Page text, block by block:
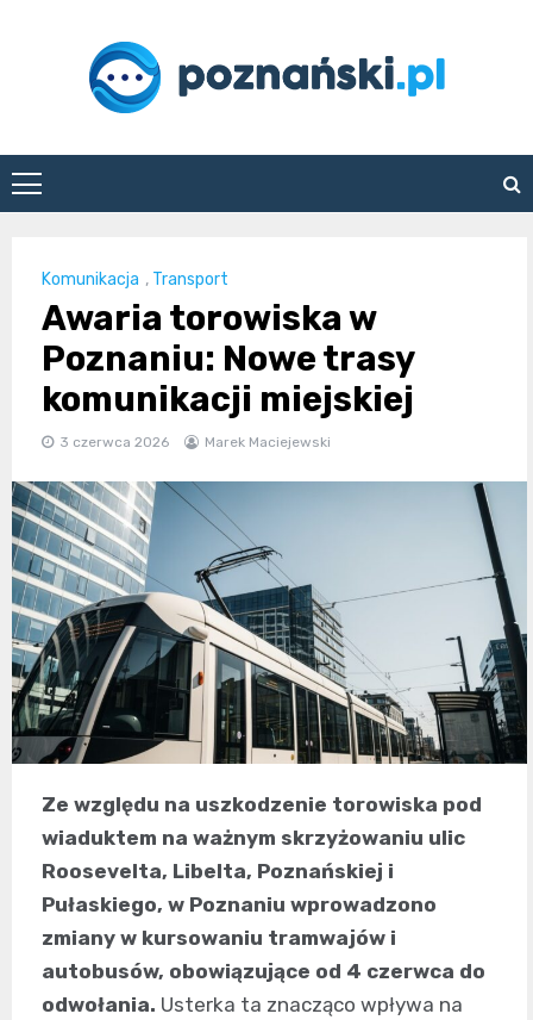
poznanski.pl
Komunikacja , Transport
Awaria torowiska w
Poznaniu: Nowe trasy
komunikacji miejskiej
3 czerwca 2026 Marek Maciejewski
Ze względu na uszkodzenie torowiska pod
wiaduktem na ważnym skrzyżowaniu ulic
Roosevelta, Libelta, Poznańskiej i
Pułaskiego, w Poznaniu wprowadzono
zmiany w kursowaniu tramwajów i
autobusów, obowiązujące od 4 czerwca do
odwołania. Usterka ta znacząco wpływa na